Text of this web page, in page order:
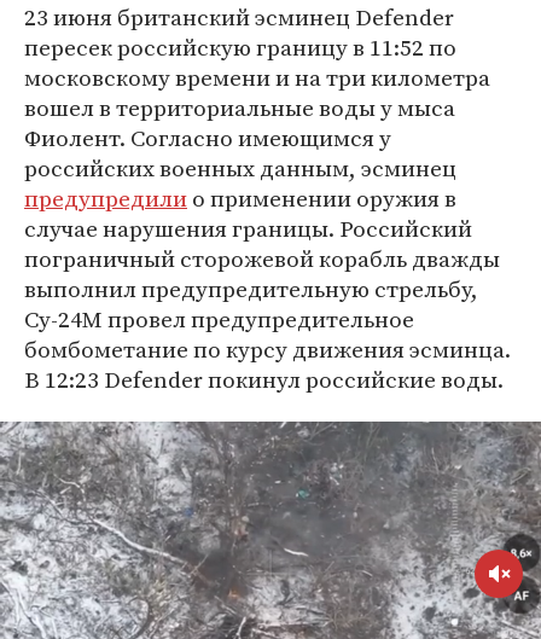
23 июня британский эсминец Defender
пересек российскую границу в 11:52 по
московскому времени и на три километра
вошел в территориальные воды у мыса
Фиолент. Согласно имеющимся у
российских военных данным, эсминец
предупредилио применении оружия в
случае нарушения границы. Российский
пограничный сторожевой корабль дважды
выполнил предупредительную стрельбу,
Су-24М провел предупредительное
бомбометание по курсу движения эсминца.
В 12:23 Defender покинул российские воды.